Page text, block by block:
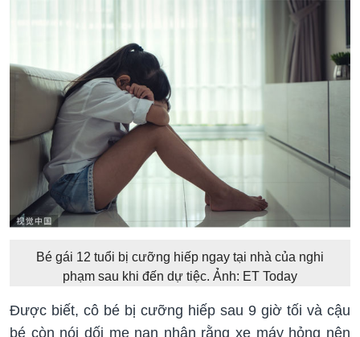
Bé gái 12 tuổi bị cưỡng hiếp ngay tại nhà của nghi
phạm sau khi đến dự tiệc. Ảnh: ET Today
Được biết, cô bé bị cưỡng hiếp sau 9 giờ tối và cậu
bé còn nói dối mẹ nạn nhân rằng xe máy hỏng nên